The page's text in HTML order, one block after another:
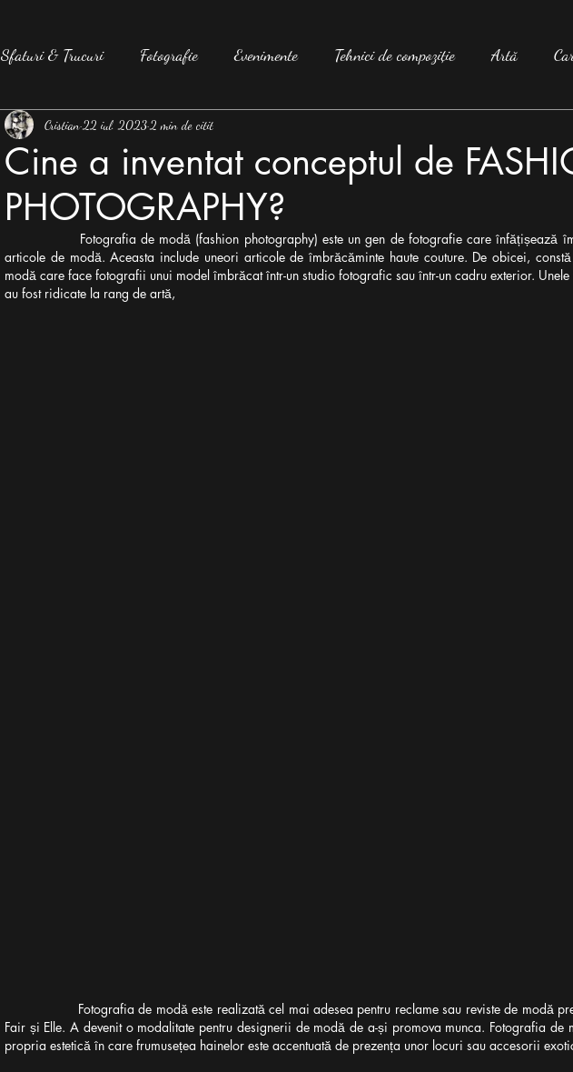
Sfaturi & Trucuri Fotografie Evenimente Tehnici de compoziție Artă
Studiu
Cine a inventat conceptul de
PHOTOGRAPHY?
Cristian22 iul. 20232 min de citit
Fotografia de modă (fashion photography) este un gen de fotografie care înfățișează
articole de modă. Aceasta include uneori articole de îmbrăcăminte haute couture. De obicei,
modă care face fotografii unui model îmbrăcat într-un studio fotografic sau într-un cadru exterior.
au fost ridicate la rang de artă,
Fotografia de modă este realizată cel mai adesea pentru reclame sau reviste de modă
Fair și Elle. A devenit o modalitate pentru designerii de modă de a-și promova munca. Fotografia de
propria estetică în care frumusețea hainelor este accentuată de prezența unor locuri sau accesorii